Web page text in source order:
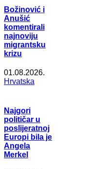
Božinović i
Anušić
komentirali
najnoviju
migrantsku
krizu
01.08.2026.
Hrvatska
Najgori
političar u
poslijeratnoj
Europi bila je
Angela
Merkel